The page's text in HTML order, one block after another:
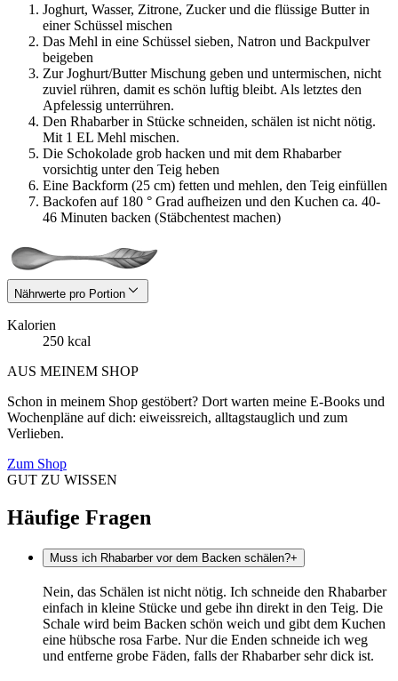
Joghurt, Wasser, Zitrone, Zucker und die flüssige Butter in
einer Schüssel mischen
Das Mehl in eine Schüssel sieben, Natron und Backpulver
beigeben
Zur Joghurt/Butter Mischung geben und untermischen, nicht
zuviel rühren, damit es schön luftig bleibt. Als letztes den
Apfelessig unterrühren.
Den Rhabarber in Stücke schneiden, schälen ist nicht nötig.
Mit 1 EL Mehl mischen.
Die Schokolade grob hacken und mit dem Rhabarber
vorsichtig unter den Teig heben
Eine Backform (25 cm) fetten und mehlen, den Teig einfüllen
Backofen auf 180 ° Grad aufheizen und den Kuchen ca. 40-
46 Minuten backen (Stäbchentest machen)
Nährwerte pro Portion
Kalorien
250 kcal
AUS MEINEM SHOP
Schon in meinem Shop gestöbert? Dort warten meine E-Books und
Wochenpläne auf dich: eiweissreich, alltagstauglich und zum
Verlieben.
Zum Shop
GUT ZU WISSEN
Häufige Fragen
Muss ich Rhabarber vor dem Backen schälen?+
Nein, das Schälen ist nicht nötig. Ich schneide den Rhabarber
einfach in kleine Stücke und gebe ihn direkt in den Teig. Die
Schale wird beim Backen schön weich und gibt dem Kuchen
eine hübsche rosa Farbe. Nur die Enden schneide ich weg
und entferne grobe Fäden, falls der Rhabarber sehr dick ist.